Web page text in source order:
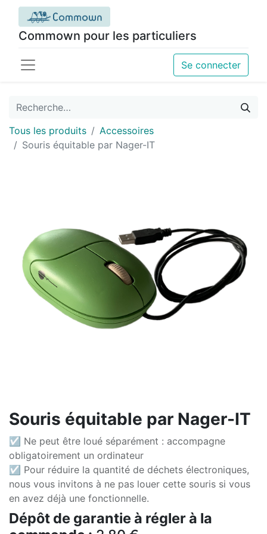
Commown pour les particuliers
Se connecter
Tous les produits
Accessoires
Souris équitable par Nager-IT
Souris équitable par Nager-IT
☑ Ne peut être loué séparément : accompagne
obligatoirement un ordinateur
☑ Pour réduire la quantité de déchets électroniques,
nous vous invitons à ne pas louer cette souris si vous
en avez déjà une fonctionnelle.
Dépôt de garantie à régler à la